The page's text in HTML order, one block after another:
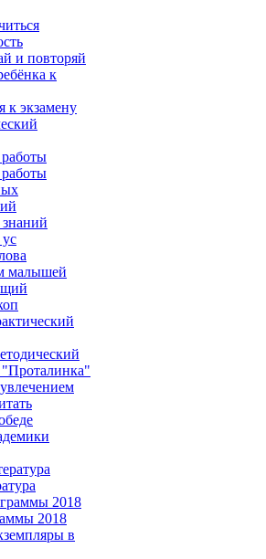
и повторяй
к
к экзамену
малышей
"Проталинка"
2018